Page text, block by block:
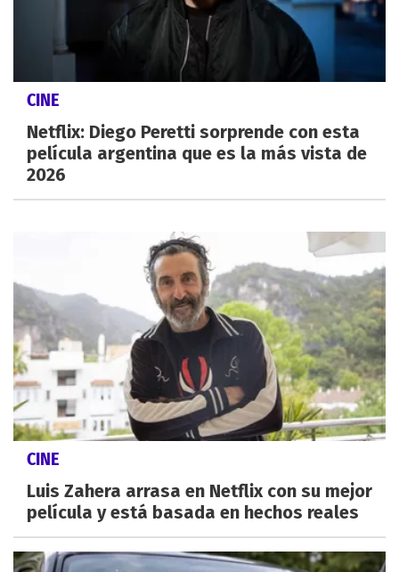
CINE
Netflix: Diego Peretti sorprende con esta
película argentina que es la más vista de
2026
CINE
Luis Zahera arrasa en Netflix con su mejor
película y está basada en hechos reales